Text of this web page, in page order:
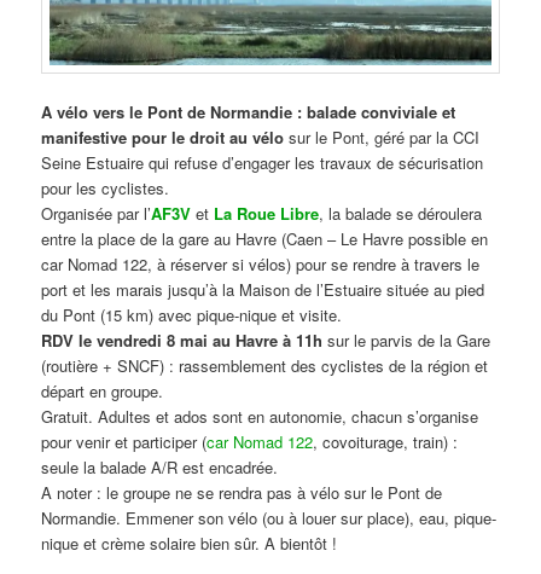
A vélo vers le Pont de Normandie : balade conviviale et
manifestive pour le droit au vélo sur le Pont, géré par la CCI
Seine Estuaire qui refuse d’engager les travaux de sécurisation
pour les cyclistes.
Organisée par l’AF3V et La Roue Libre, la balade se déroulera
entre la place de la gare au Havre (Caen – Le Havre possible en
car Nomad 122, à réserver si vélos) pour se rendre à travers le
port et les marais jusqu’à la Maison de l’Estuaire située au pied
du Pont (15 km) avec pique-nique et visite.
RDV le vendredi 8 mai au Havre à 11h sur le parvis de la Gare
(routière + SNCF) : rassemblement des cyclistes de la région et
départ en groupe.
Gratuit. Adultes et ados sont en autonomie, chacun s’organise
pour venir et participer (car Nomad 122, covoiturage, train) :
seule la balade A/R est encadrée.
A noter : le groupe ne se rendra pas à vélo sur le Pont de
Normandie. Emmener son vélo (ou à louer sur place), eau, pique-
nique et crème solaire bien sûr. A bientôt !